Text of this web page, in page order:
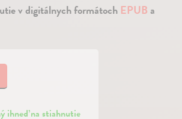
v digitálnych formátoch EPUBa
ihneď na stiahnutie